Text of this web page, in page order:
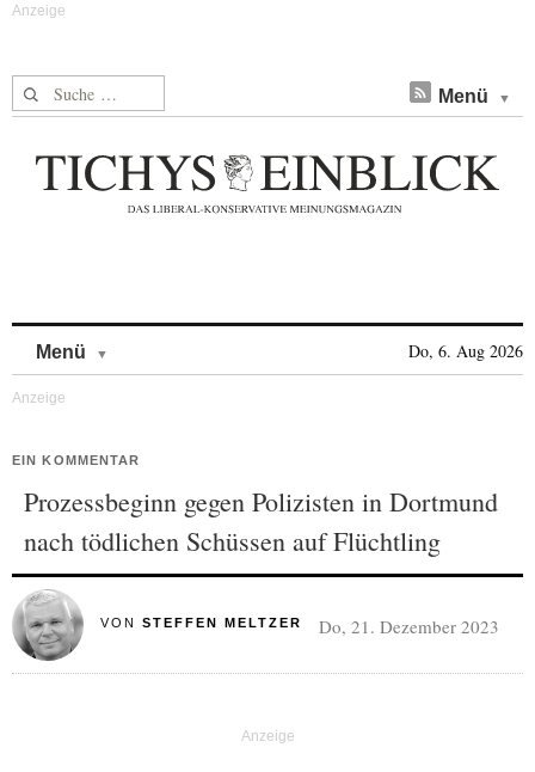
Suche nach: Menü
Menü Do, 6. Aug 2026
EIN KOMMENTAR
Prozessbeginn gegen Polizisten in Dortmund
nach tödlichen Schüssen auf Flüchtling
VON STEFFEN MELTZER Do, 21. Dezember 2023